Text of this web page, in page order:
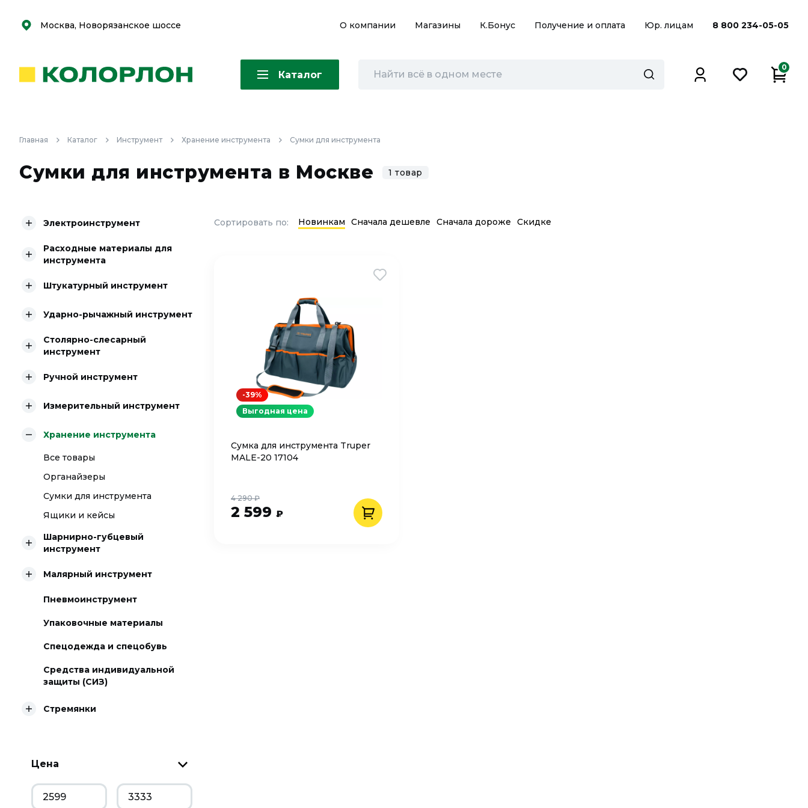
Скоро
Скоро
Москва, Новорязанское шоссе О компании Магазины К.Бонус Получение и оплата Юр. лицам 8 800 234-05-05
Каталог
0
Главная Каталог Инструмент Хранение инструмента Сумки для инструмента
Сумки для инструмента в Москве 1 товар
Электроинструмент
Расходные материалы для
инструмента
Штукатурный инструмент
Ударно-рычажный инструмент
Столярно-слесарный
инструмент
Ручной инструмент
Измерительный инструмент
Хранение инструмента
Все товары
Органайзеры
Сумки для инструмента
Ящики и кейсы
Шарнирно-губцевый
инструмент
Малярный инструмент
Пневмоинструмент
Упаковочные материалы
Спецодежда и спецобувь
Средства индивидуальной
защиты (СИЗ)
Стремянки
Цена
Сортировать по: Новинкам Сначала дешевле Сначала дороже Скидке
Сумка для инструмента Truper
MALE-20 17104
2 599 ₽
4 290 ₽
-39%
Выгодная цена